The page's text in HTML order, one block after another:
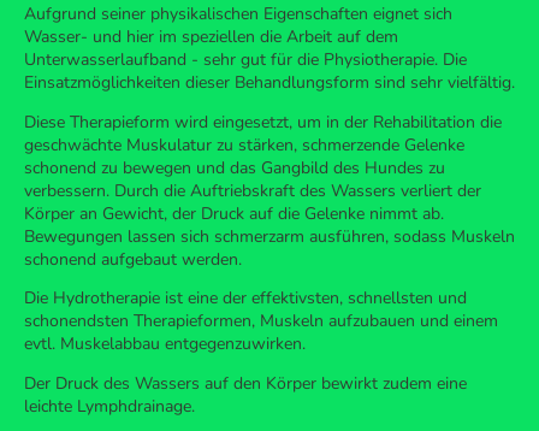
Aufgrund seiner physikalischen Eigenschaften eignet sich
Wasser- und hier im speziellen die Arbeit auf dem
Unterwasserlaufband - sehr gut für die Physiotherapie. Die
Einsatzmöglichkeiten dieser Behandlungsform sind sehr vielfältig.
Diese Therapieform wird eingesetzt, um in der Rehabilitation die
geschwächte Muskulatur zu stärken, schmerzende Gelenke
schonend zu bewegen und das Gangbild des Hundes zu
verbessern. Durch die Auftriebskraft des Wassers verliert der
Körper an Gewicht, der Druck auf die Gelenke nimmt ab.
Bewegungen lassen sich schmerzarm ausführen, sodass Muskeln
schonend aufgebaut werden.
Die Hydrotherapie ist eine der effektivsten, schnellsten und
schonendsten Therapieformen, Muskeln aufzubauen und einem
evtl. Muskelabbau entgegenzuwirken.
Der Druck des Wassers auf den Körper bewirkt zudem eine
leichte Lymphdrainage.